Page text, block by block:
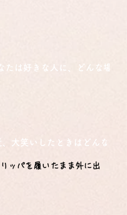
たは好きな人に、どんな場所
、大笑いしたときはどんな時？
ッパを履いたまま外に出